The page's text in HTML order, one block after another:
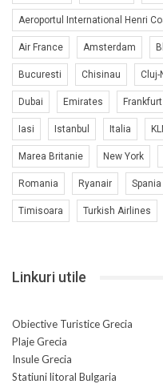
Aeroportul International Henri
Air France Amsterdam
Bucuresti Chisinau Cluj-
Dubai Emirates Frankfurt
Iasi Istanbul Italia
Marea Britanie New York
Romania Ryanair Spania
Timisoara Turkish Airlines
Linkuri utile
Obiective Turistice Grecia
Plaje Grecia
Insule Grecia
Statiuni litoral Bulgaria